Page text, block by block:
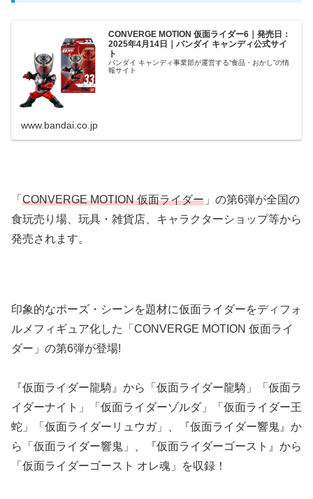
CONVERGE MOTION 仮面ライダー6｜発売日：
2025年4月14日｜バンダイ キャンディ公式サイ
ト
バンダイ キャンディ事業部が運営する“食品・おかし”の情
報サイト
www.bandai.co.jp
「 CONVERGE MOTION 仮面ライダー 」の第6弾が全国の
食玩売り場、玩具・雑貨店、キャラクターショップ等から
発売されます。
印象的なポーズ・シーンを題材に仮面ライダーをディフォ
ルメフィギュア化した「CONVERGE MOTION 仮面ライ
ダー」の第6弾が登場!
『仮面ライダー龍騎』から「仮面ライダー龍騎」「仮面ラ
イダーナイト」「仮面ライダーゾルダ」「仮面ライダー王
蛇」「仮面ライダーリュウガ」、『仮面ライダー響鬼』か
ら「仮面ライダー響鬼」、『仮面ライダーゴースト』から
「仮面ライダーゴースト オレ魂」を収録！